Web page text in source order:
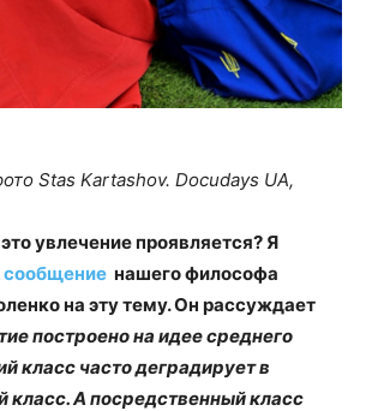
Stas Kartashov. Docudays UA,
увлечение проявляется? Я
сообщение нашего философа
на эту тему. Он рассуждает
построено на идее среднего
класс часто деградирует в
класс. А посредственный класс